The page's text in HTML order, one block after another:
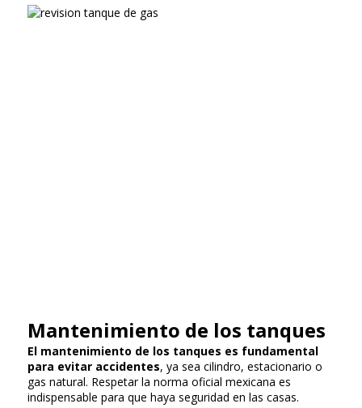
Mantenimiento de los tanques
El mantenimiento de los tanques es fundamental
para evitar accidentes, ya sea cilindro, estacionario o
gas natural. Respetar la norma oficial mexicana es
indispensable para que haya seguridad en las casas.